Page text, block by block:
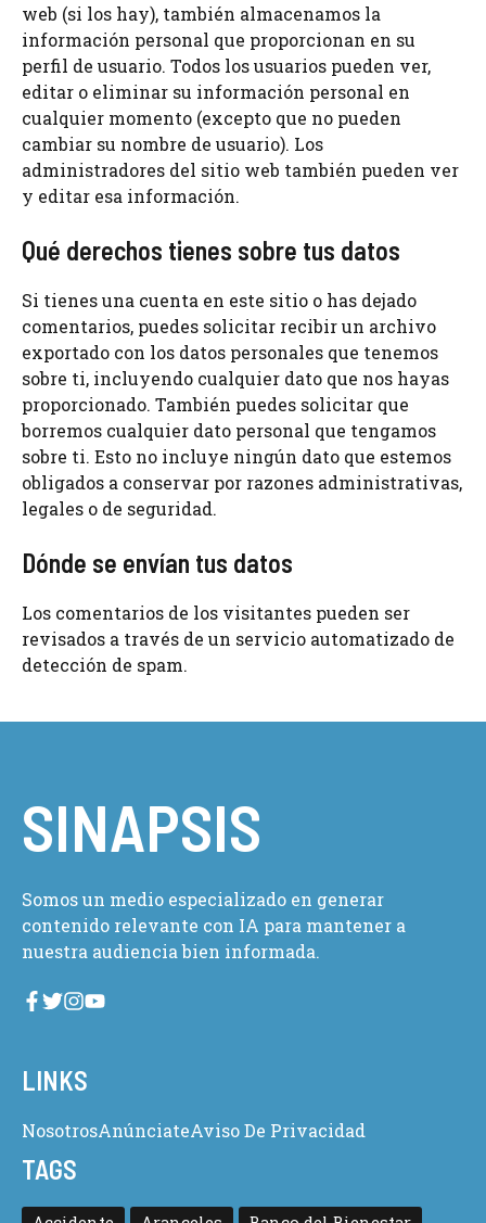
web (si los hay), también almacenamos la
información personal que proporcionan en su
perfil de usuario. Todos los usuarios pueden ver,
editar o eliminar su información personal en
cualquier momento (excepto que no pueden
cambiar su nombre de usuario). Los
administradores del sitio web también pueden ver
y editar esa información.
Qué derechos tienes sobre tus datos
Si tienes una cuenta en este sitio o has dejado
comentarios, puedes solicitar recibir un archivo
exportado con los datos personales que tenemos
sobre ti, incluyendo cualquier dato que nos hayas
proporcionado. También puedes solicitar que
borremos cualquier dato personal que tengamos
sobre ti. Esto no incluye ningún dato que estemos
obligados a conservar por razones administrativas,
legales o de seguridad.
Dónde se envían tus datos
Los comentarios de los visitantes pueden ser
revisados a través de un servicio automatizado de
detección de spam.
SINAPSIS
Somos un medio especializado en generar
contenido relevante con IA para mantener a
nuestra audiencia bien informada.
LINKS
NosotrosAnúnciateAviso De Privacidad
TAGS